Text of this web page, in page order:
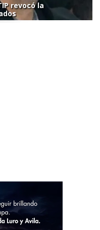
revocó la